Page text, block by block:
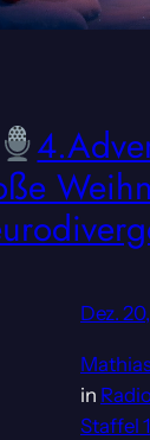
Dez.
in
Staffel 1